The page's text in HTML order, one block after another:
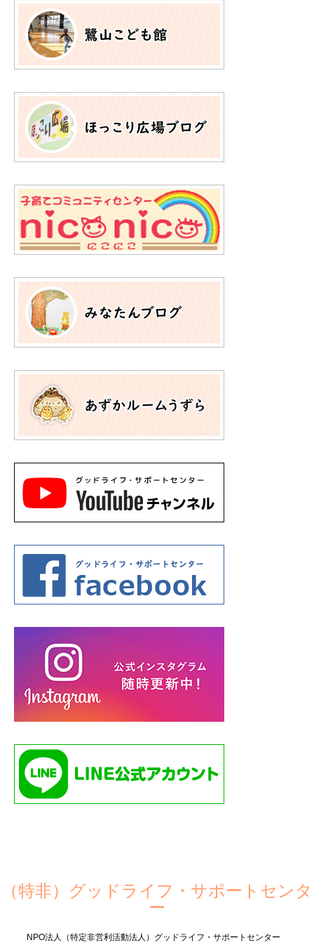
（特非）グッドライフ・サポートセンタ
ー
NPO法人（特定非営利活動法人）グッドライフ・サポートセンター